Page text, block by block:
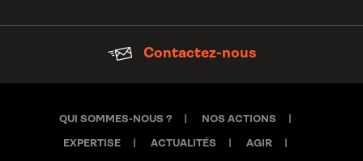
Contactez-nous
QUI SOMMES-NOUS ? NOS ACTIONS
EXPERTISE ACTUALITÉS AGIR